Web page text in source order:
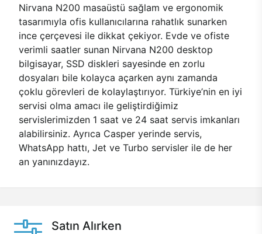
Nirvana N200 masaüstü sağlam ve ergonomik
tasarımıyla ofis kullanıcılarına rahatlık sunarken
ince çerçevesi ile dikkat çekiyor. Evde ve ofiste
verimli saatler sunan Nirvana N200 desktop
bilgisayar, SSD diskleri sayesinde en zorlu
dosyaları bile kolayca açarken aynı zamanda
çoklu görevleri de kolaylaştırıyor. Türkiye’nin en iyi
servisi olma amacı ile geliştirdiğimiz
servislerimizden 1 saat ve 24 saat servis imkanları
alabilirsiniz. Ayrıca Casper yerinde servis,
WhatsApp hattı, Jet ve Turbo servisler ile de her
an yanınızdayız.
Satın Alırken